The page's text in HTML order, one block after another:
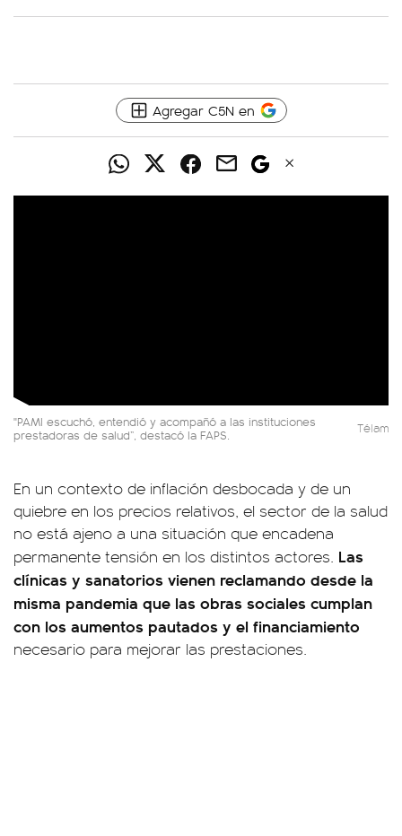
Agregar C5N en
"PAMI escuchó, entendió y acompañó a las instituciones
prestadoras de salud”, destacó la FAPS. Télam
En un contexto de inflación desbocada y de un
quiebre en los precios relativos, el sector de la salud
no está ajeno a una situación que encadena
permanente tensión en los distintos actores. Las
clínicas y sanatorios vienen reclamando desde la
misma pandemia que las obras sociales cumplan
con los aumentos pautados y el financiamiento
necesario para mejorar las prestaciones.